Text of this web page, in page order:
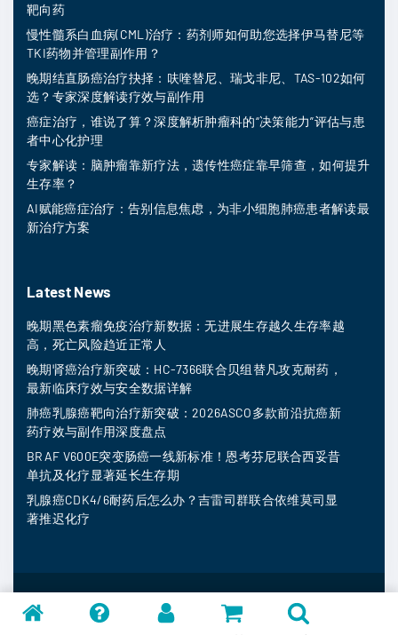
靶向药
慢性髓系白血病(CML)治疗：药剂师如何助您选择伊马替尼等
TKI药物并管理副作用？
晚期结直肠癌治疗抉择：呋喹替尼、瑞戈非尼、TAS-102如何
选？专家深度解读疗效与副作用
癌症治疗，谁说了算？深度解析肿瘤科的“决策能力”评估与患
者中心化护理
专家解读：脑肿瘤靠新疗法，遗传性癌症靠早筛查，如何提升
生存率？
AI赋能癌症治疗：告别信息焦虑，为非小细胞肺癌患者解读最
新治疗方案
Latest News
晚期黑色素瘤免疫治疗新数据：无进展生存越久生存率越
高，死亡风险趋近正常人
晚期肾癌治疗新突破：HC-7366联合贝组替凡攻克耐药，
最新临床疗效与安全数据详解
肺癌乳腺癌靶向治疗新突破：2026ASCO多款前沿抗癌新
药疗效与副作用深度盘点
BRAF V600E突变肠癌一线新标准！恩考芬尼联合西妥昔
单抗及化疗显著延长生存期
乳腺癌CDK4/6耐药后怎么办？吉雷司群联合依维莫司显
著推迟化疗
MedFind © 2026